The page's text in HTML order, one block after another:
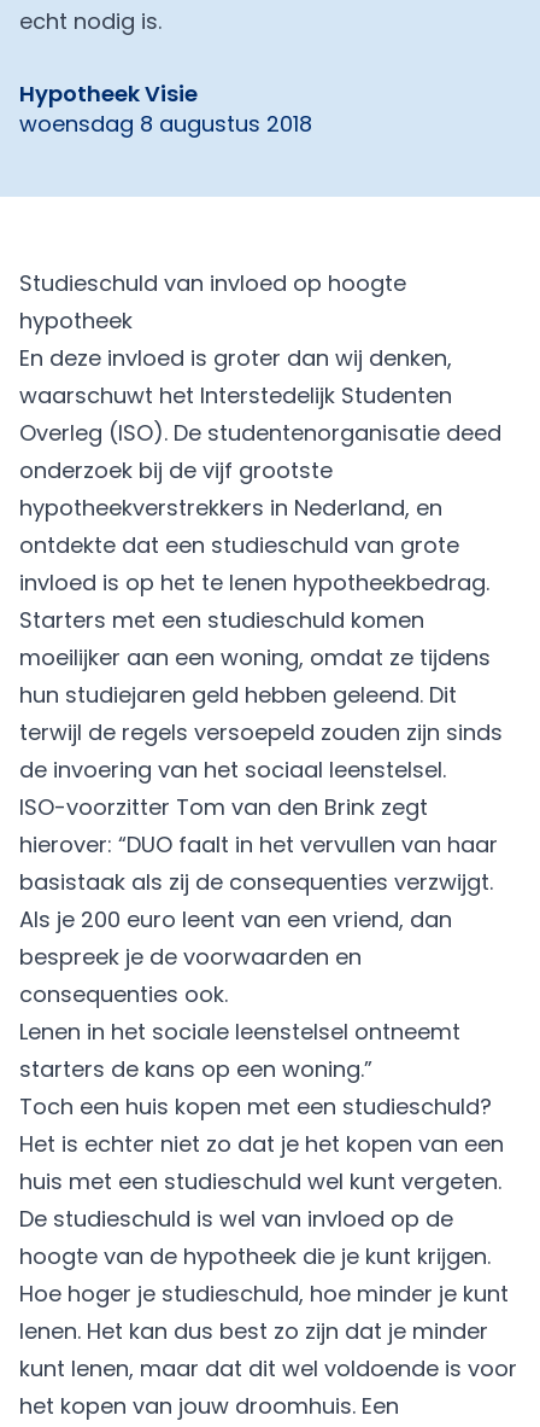
echt nodig is.
Hypotheek Visie
woensdag 8 augustus 2018
Studieschuld van invloed op hoogte
hypotheek
En deze invloed is groter dan wij denken,
waarschuwt het Interstedelijk Studenten
Overleg (ISO). De studentenorganisatie deed
onderzoek bij de vijf grootste
hypotheekverstrekkers in Nederland, en
ontdekte dat een studieschuld van grote
invloed is op het te lenen hypotheekbedrag.
Starters met een studieschuld komen
moeilijker aan een woning, omdat ze tijdens
hun studiejaren geld hebben geleend. Dit
terwijl de regels versoepeld zouden zijn sinds
de invoering van het sociaal leenstelsel.
ISO-voorzitter Tom van den Brink zegt
hierover: “DUO faalt in het vervullen van haar
basistaak als zij de consequenties verzwijgt.
Als je 200 euro leent van een vriend, dan
bespreek je de voorwaarden en
consequenties ook.
Lenen in het sociale leenstelsel ontneemt
starters de kans op een woning.”
Toch een huis kopen met een studieschuld?
Het is echter niet zo dat je het kopen van een
huis met een studieschuld wel kunt vergeten.
De studieschuld is wel van invloed op de
hoogte van de hypotheek die je kunt krijgen.
Hoe hoger je studieschuld, hoe minder je kunt
lenen. Het kan dus best zo zijn dat je minder
kunt lenen, maar dat dit wel voldoende is voor
het kopen van jouw droomhuis. Een